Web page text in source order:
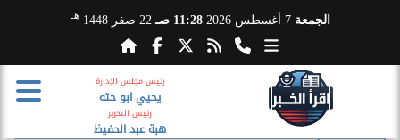
الجمعة 7 أغسطس 2026 11:28 صـ 22 صفر 1448 هـ
رئيس مجلس الإدارة
يحيي ابو حته
رئيس التحرير
هبة عبد الحفيظ